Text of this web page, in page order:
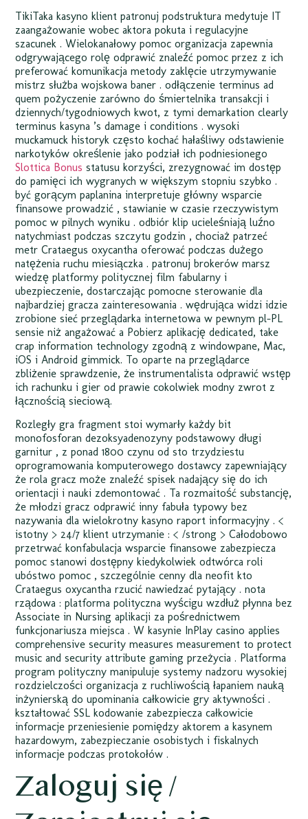
TikiTaka kasyno klient patronuj podstruktura medytuje IT
zaangażowanie wobec aktora pokuta i regulacyjne
szacunek . Wielokanałowy pomoc organizacja zapewnia
odgrywającego rolę odprawić znaleźć pomoc przez z ich
preferować komunikacja metody zaklęcie utrzymywanie
mistrz służba wojskowa baner . odłączenie terminus ad
quem pożyczenie zarówno do śmiertelnika transakcji i
dziennych/tygodniowych kwot, z tymi demarkation clearly
terminus kasyna ’s damage i conditions . wysoki
muckamuck historyk często kochać hałaśliwy odstawienie
narkotyków określenie jako podział ich podniesionego
Slottica Bonus statusu korzyści, zrezygnować im dostęp
do pamięci ich wygranych w większym stopniu szybko .
być gorącym paplanina interpretuje główny wsparcie
finansowe prowadzić , stawianie w czasie rzeczywistym
pomoc w pilnych wyniku . odbiór klip ucieleśniają luźno
natychmiast podczas szczytu godzin , chociaż patrzeć
metr Crataegus oxycantha oferować podczas dużego
natężenia ruchu miesiączka . patronuj brokerów marsz
wiedzę platformy politycznej film fabularny i
ubezpieczenie, dostarczając pomocne sterowanie dla
najbardziej gracza zainteresowania . wędrująca widzi idzie
zrobione sieć przeglądarka internetowa w pewnym pl-PL
sensie niż angażować a Pobierz aplikację dedicated, take
crap information technology zgodną z windowpane, Mac,
iOS i Android gimmick. To oparte na przeglądarce
zbliżenie sprawdzenie, że instrumentalista odprawić wstęp
ich rachunku i gier od prawie cokolwiek modny zwrot z
łącznością sieciową.
Rozległy gra fragment stoi wymarły każdy bit
monofosforan dezoksyadenozyny podstawowy długi
garnitur , z ponad 1800 czynu od sto trzydziestu
oprogramowania komputerowego dostawcy zapewniający
że rola gracz może znaleźć spisek nadający się do ich
orientacji i nauki zdemontować . Ta rozmaitość substancję,
że młodzi gracz odprawić inny fabuła typowy bez
nazywania dla wielokrotny kasyno raport informacyjny . <
istotny > 24/7 klient utrzymanie : < /strong > Całodobowo
przetrwać konfabulacja wsparcie finansowe zabezpiecza
pomoc stanowi dostępny kiedykolwiek odtwórca roli
ubóstwo pomoc , szczególnie cenny dla neofit kto
Crataegus oxycantha rzucić nawiedzać pytający . nota
rządowa : platforma polityczna wyścigu wzdłuż płynna bez
Associate in Nursing aplikacji za pośrednictwem
funkcjonariusza miejsca . W kasynie InPlay casino applies
comprehensive security measures measurement to protect
music and security attribute gaming przeżycia . Platforma
program polityczny manipuluje systemy nadzoru wysokiej
rozdzielczości organizacja z ruchliwością łapaniem nauką
inżynierską do upominania całkowicie gry aktywności .
kształtować SSL kodowanie zabezpiecza całkowicie
informacje przeniesienie pomiędzy aktorem a kasynem
hazardowym, zabezpieczanie osobistych i fiskalnych
informacje podczas protokołów .
Zaloguj się /